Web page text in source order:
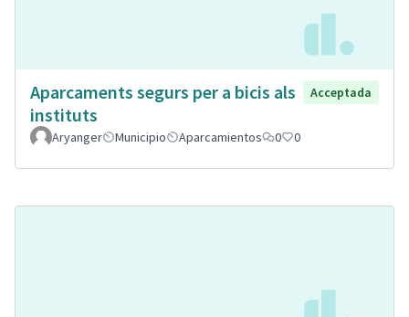
Aparcaments segurs per a bicis als
instituts
Acceptada
Aryanger Municipio Aparcamientos 0 0